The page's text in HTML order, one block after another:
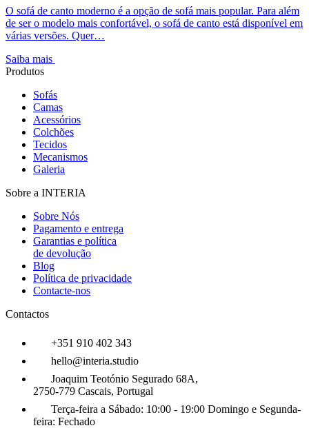
O sofá de canto moderno é a opção de sofá mais popular. Para além
de ser o modelo mais confortável, o sofá de canto está disponível em
várias versões. Quer…
Saiba mais
Produtos
Sofás
Camas
Acessórios
Colchões
Tecidos
Mecanismos
Galeria
Sobre a INTERIA
Sobre Nós
Pagamento e entrega
Garantias e política
de devolução
Blog
Política de privacidade
Contacte-nos
Contactos
+351 910 402 343
hello@interia.studio
Joaquim Teotónio Segurado 68A,
2750-779 Cascais, Portugal
Terça-feira a Sábado: 10:00 - 19:00 Domingo e Segunda-
feira: Fechado